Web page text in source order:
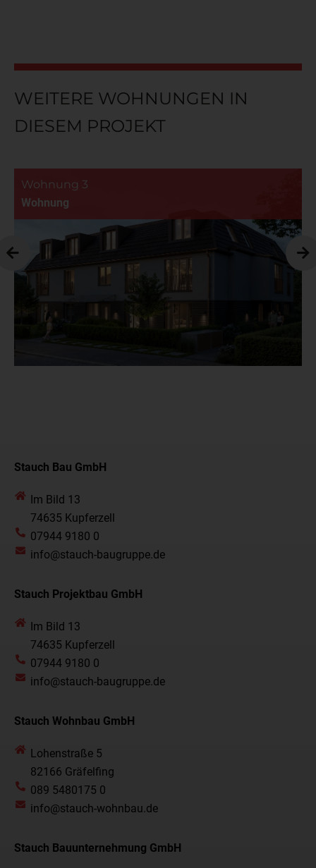
WEITERE WOHNUNGEN IN
DIESEM PROJEKT
Wohnung
Wohnung 3
Stauch Bau GmbH
Im Bild 13
74635 Kupferzell
07944 9180 0
info@stauch-baugruppe.de
Stauch Projektbau GmbH
Im Bild 13
74635 Kupferzell
07944 9180 0
info@stauch-baugruppe.de
Stauch Wohnbau GmbH
Lohenstraße 5
82166 Gräfelfing
089 5480175 0
info@stauch-wohnbau.de
Stauch Bauunternehmung GmbH